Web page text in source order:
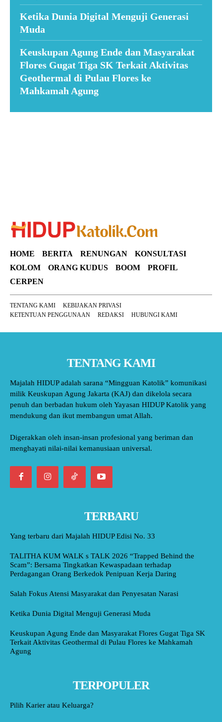
Ketika Dunia Digital Menguji Generasi
Muda
Keuskupan Agung Ende dan Masyarakat
Flores Gugat Tiga SK Terkait Aktivitas
Geothermal di Pulau Flores ke
Mahkamah Agung
HOME BERITA RENUNGAN
KONSULTASI
KOLOM
ORANG KUDUS BOOM
PROFIL
CERPEN
TENTANG KAMI
KEBIJAKAN PRIVASI
KETENTUAN PENGGUNAAN
REDAKSI HUBUNGI KAMI
TENTANG KAMI
Majalah HIDUP adalah sarana “Mingguan Katolik” komunikasi
milik Keuskupan Agung Jakarta (KAJ) dan dikelola secara
penuh dan berbadan hukum oleh Yayasan HIDUP Katolik yang
mendukung dan ikut membangun umat Allah.
Digerakkan oleh insan-insan profesional yang beriman dan
menghayati nilai-nilai kemanusiaan universal.
TERBARU
Yang terbaru dari Majalah HIDUP Edisi No. 33
TALITHA KUM WALK s TALK 2026 “Trapped Behind the
Scam”: Bersama Tingkatkan Kewaspadaan terhadap
Perdagangan Orang Berkedok Penipuan Kerja Daring
Salah Fokus Atensi Masyarakat dan Penyesatan Narasi
Ketika Dunia Digital Menguji Generasi Muda
Keuskupan Agung Ende dan Masyarakat Flores Gugat Tiga SK
Terkait Aktivitas Geothermal di Pulau Flores ke Mahkamah
Agung
TERPOPULER
Pilih Karier atau Keluarga?